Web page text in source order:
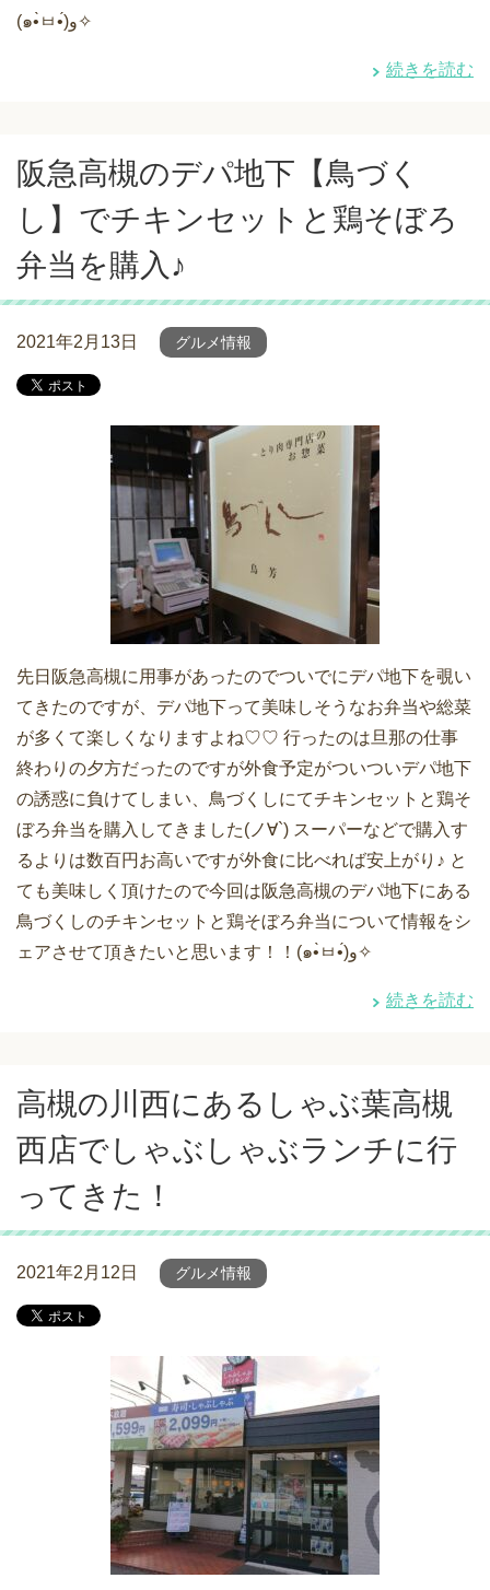
(๑•̀ㅂ•́)و✧
続きを読む
阪急高槻のデパ地下【鳥づく
し】でチキンセットと鶏そぼろ
弁当を購入♪
2021年2月13日 グルメ情報
先日阪急高槻に用事があったのでついでにデパ地下を覗い
てきたのですが、デパ地下って美味しそうなお弁当や総菜
が多くて楽しくなりますよね♡♡ 行ったのは旦那の仕事
終わりの夕方だったのですが外食予定がついついデパ地下
の誘惑に負けてしまい、鳥づくしにてチキンセットと鶏そ
ぼろ弁当を購入してきました(ノ∀`) スーパーなどで購入す
るよりは数百円お高いですが外食に比べれば安上がり♪ と
ても美味しく頂けたので今回は阪急高槻のデパ地下にある
鳥づくしのチキンセットと鶏そぼろ弁当について情報をシ
ェアさせて頂きたいと思います！！(๑•̀ㅂ•́)و✧
続きを読む
高槻の川西にあるしゃぶ葉高槻
西店でしゃぶしゃぶランチに行
ってきた！
2021年2月12日 グルメ情報